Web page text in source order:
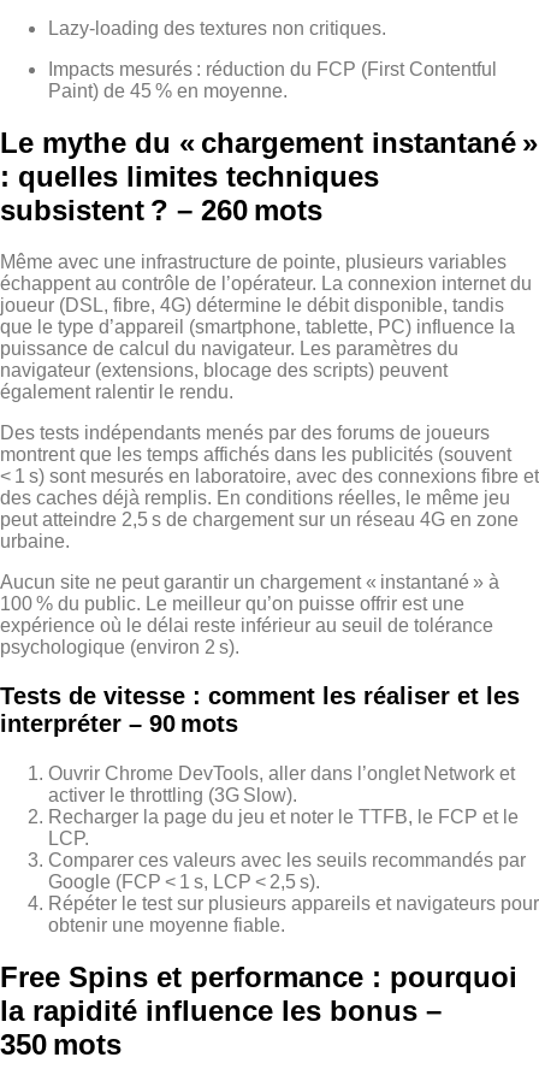
Lazy‑loading des textures non critiques.
Impacts mesurés : réduction du FCP (First Contentful
Paint) de 45 % en moyenne.
Le mythe du « chargement instantané »
: quelles limites techniques
subsistent ? – 260 mots
Même avec une infrastructure de pointe, plusieurs variables
échappent au contrôle de l’opérateur. La connexion internet du
joueur (DSL, fibre, 4G) détermine le débit disponible, tandis
que le type d’appareil (smartphone, tablette, PC) influence la
puissance de calcul du navigateur. Les paramètres du
navigateur (extensions, blocage des scripts) peuvent
également ralentir le rendu.
Des tests indépendants menés par des forums de joueurs
montrent que les temps affichés dans les publicités (souvent
< 1 s) sont mesurés en laboratoire, avec des connexions fibre et
des caches déjà remplis. En conditions réelles, le même jeu
peut atteindre 2,5 s de chargement sur un réseau 4G en zone
urbaine.
Aucun site ne peut garantir un chargement « instantané » à
100 % du public. Le meilleur qu’on puisse offrir est une
expérience où le délai reste inférieur au seuil de tolérance
psychologique (environ 2 s).
Tests de vitesse : comment les réaliser et les
interpréter – 90 mots
Ouvrir Chrome DevTools, aller dans l’onglet Network et
activer le throttling (3G Slow).
Recharger la page du jeu et noter le TTFB, le FCP et le
LCP.
Comparer ces valeurs avec les seuils recommandés par
Google (FCP < 1 s, LCP < 2,5 s).
Répéter le test sur plusieurs appareils et navigateurs pour
obtenir une moyenne fiable.
Free Spins et performance : pourquoi
la rapidité influence les bonus –
350 mots